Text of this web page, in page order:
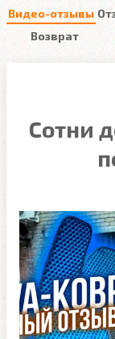
Видео-отзывы
Возврат
Сотни